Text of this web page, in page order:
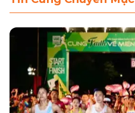
LIÊN HỆ
MUA HÀNG